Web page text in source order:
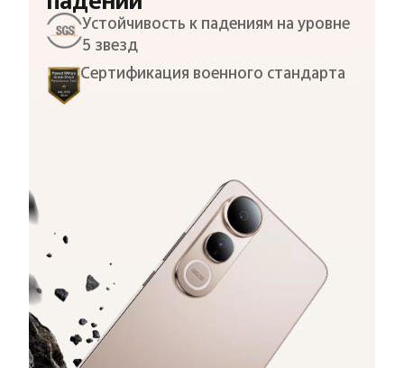
Устойчивость к падениям на уровне
5 звезд
Сертификация военного стандарта